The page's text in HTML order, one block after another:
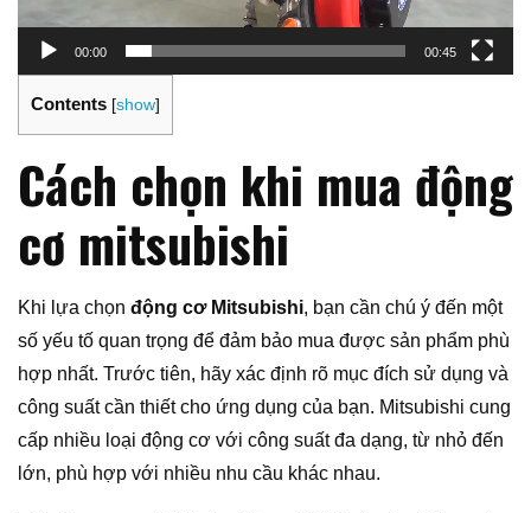
00:00 00:45
Contents [show]
Cách chọn khi mua động
cơ mitsubishi
Khi lựa chọn động cơ Mitsubishi, bạn cần chú ý đến một
số yếu tố quan trọng để đảm bảo mua được sản phẩm phù
hợp nhất. Trước tiên, hãy xác định rõ mục đích sử dụng và
công suất cần thiết cho ứng dụng của bạn. Mitsubishi cung
cấp nhiều loại động cơ với công suất đa dạng, từ nhỏ đến
lớn, phù hợp với nhiều nhu cầu khác nhau.